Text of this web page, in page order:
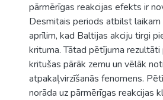
pārmērīgas reakcijas efekts ir
Desmitais periods atbilst
aprīlim, kad Baltijas akciju tirgi
krituma. Tātad pētījuma rezultāti
kritušas pārāk zemu un vēlāk
atpakaļvirzīšanās fenomens.
norāda uz pārmērīgas reakcijas